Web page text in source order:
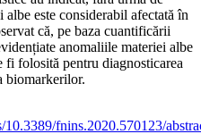
este considerabil afectată în
că, pe baza cuantificării
anomaliile materiei albe
fi folosită pentru diagnosticarea
biomarkerilor.
fnins.2020.570123/